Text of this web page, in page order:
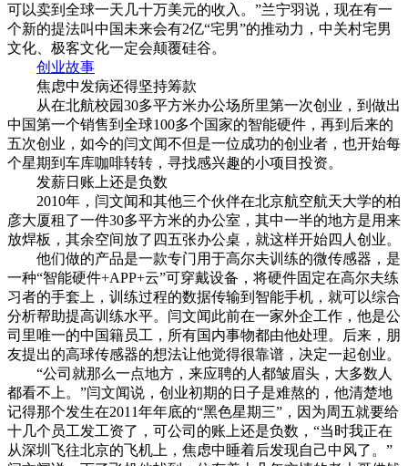
可以卖到全球一天几十万美元的收入。”兰宁羽说，现在有一
个新的提法叫中国未来会有2亿“宅男”的推动力，中关村宅男
文化、极客文化一定会颠覆硅谷。
创业故事
焦虑中发病还得坚持筹款
从在北航校园30多平方米办公场所里第一次创业，到做出
中国第一个销售到全球100多个国家的智能硬件，再到后来的
五次创业，如今的闫文闻不但是一位成功的创业者，也开始每
个星期到车库咖啡转转，寻找感兴趣的小项目投资。
发薪日账上还是负数
2010年，闫文闻和其他三个伙伴在北京航空航天大学的柏
彦大厦租了一件30多平方米的办公室，其中一半的地方是用来
放焊板，其余空间放了四五张办公桌，就这样开始四人创业。
他们做的产品是一款专门用于高尔夫训练的微传感器，是
一种“智能硬件+APP+云”可穿戴设备，将硬件固定在高尔夫练
习者的手套上，训练过程的数据传输到智能手机，就可以综合
分析帮助提高训练水平。闫文闻此前在一家外企工作，他是公
司里唯一的中国籍员工，所有国内事物都由他处理。后来，朋
友提出的高球传感器的想法让他觉得很靠谱，决定一起创业。
“公司就那么一点地方，来应聘的人都皱眉头，大多数人
都看不上。”闫文闻说，创业初期的日子是难熬的，他清楚地
记得那个发生在2011年年底的“黑色星期三”，因为周五就要给
十几个员工发工资了，可公司的账上还是负数，“当时我正在
从深圳飞往北京的飞机上，焦虑中睡着后发现自己中风了。”